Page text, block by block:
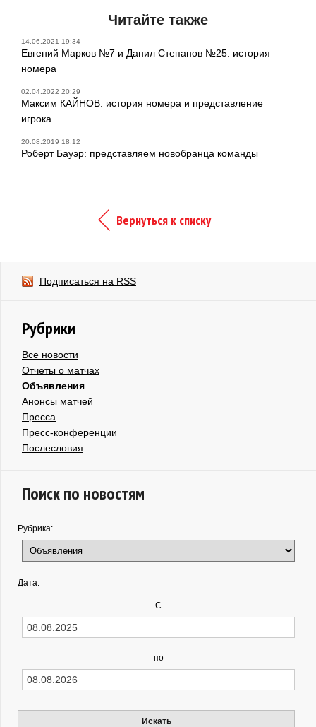
Читайте также
14.06.2021 19:34
Евгений Марков №7 и Данил Степанов №25: история
номера
02.04.2022 20:29
Максим КАЙНОВ: история номера и представление
игрока
20.08.2019 18:12
Роберт Бауэр: представляем новобранца команды
Вернуться к списку
Подписаться на RSS
Рубрики
Все новости
Отчеты о матчах
Объявления
Анонсы матчей
Пресса
Пресс-конференции
Послесловия
Поиск по новостям
Рубрика:
Дата:
С
по
Искать